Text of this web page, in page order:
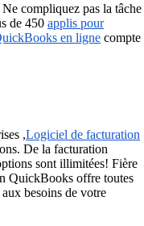
compliquez pas la tâche
de 450 applis pour
en ligne compte
,Logiciel de facturation
De la facturation
sont illimitées! Fière
QuickBooks offre toutes
besoins de votre